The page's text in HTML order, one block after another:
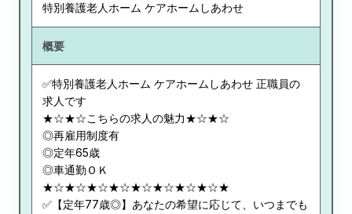
特別養護老人ホーム ケアホームしあわせ
概要
✅特別養護老人ホーム ケアホームしあわせ 正職員の
求人です
★☆★☆こちらの求人の魅力★☆★☆
◎再雇用制度有
◎定年65歳
◎車通勤ＯＫ
★☆★☆★☆★☆★☆★☆★☆★☆★
✅【定年77歳◎】あなたの希望に応じて、いつまでも